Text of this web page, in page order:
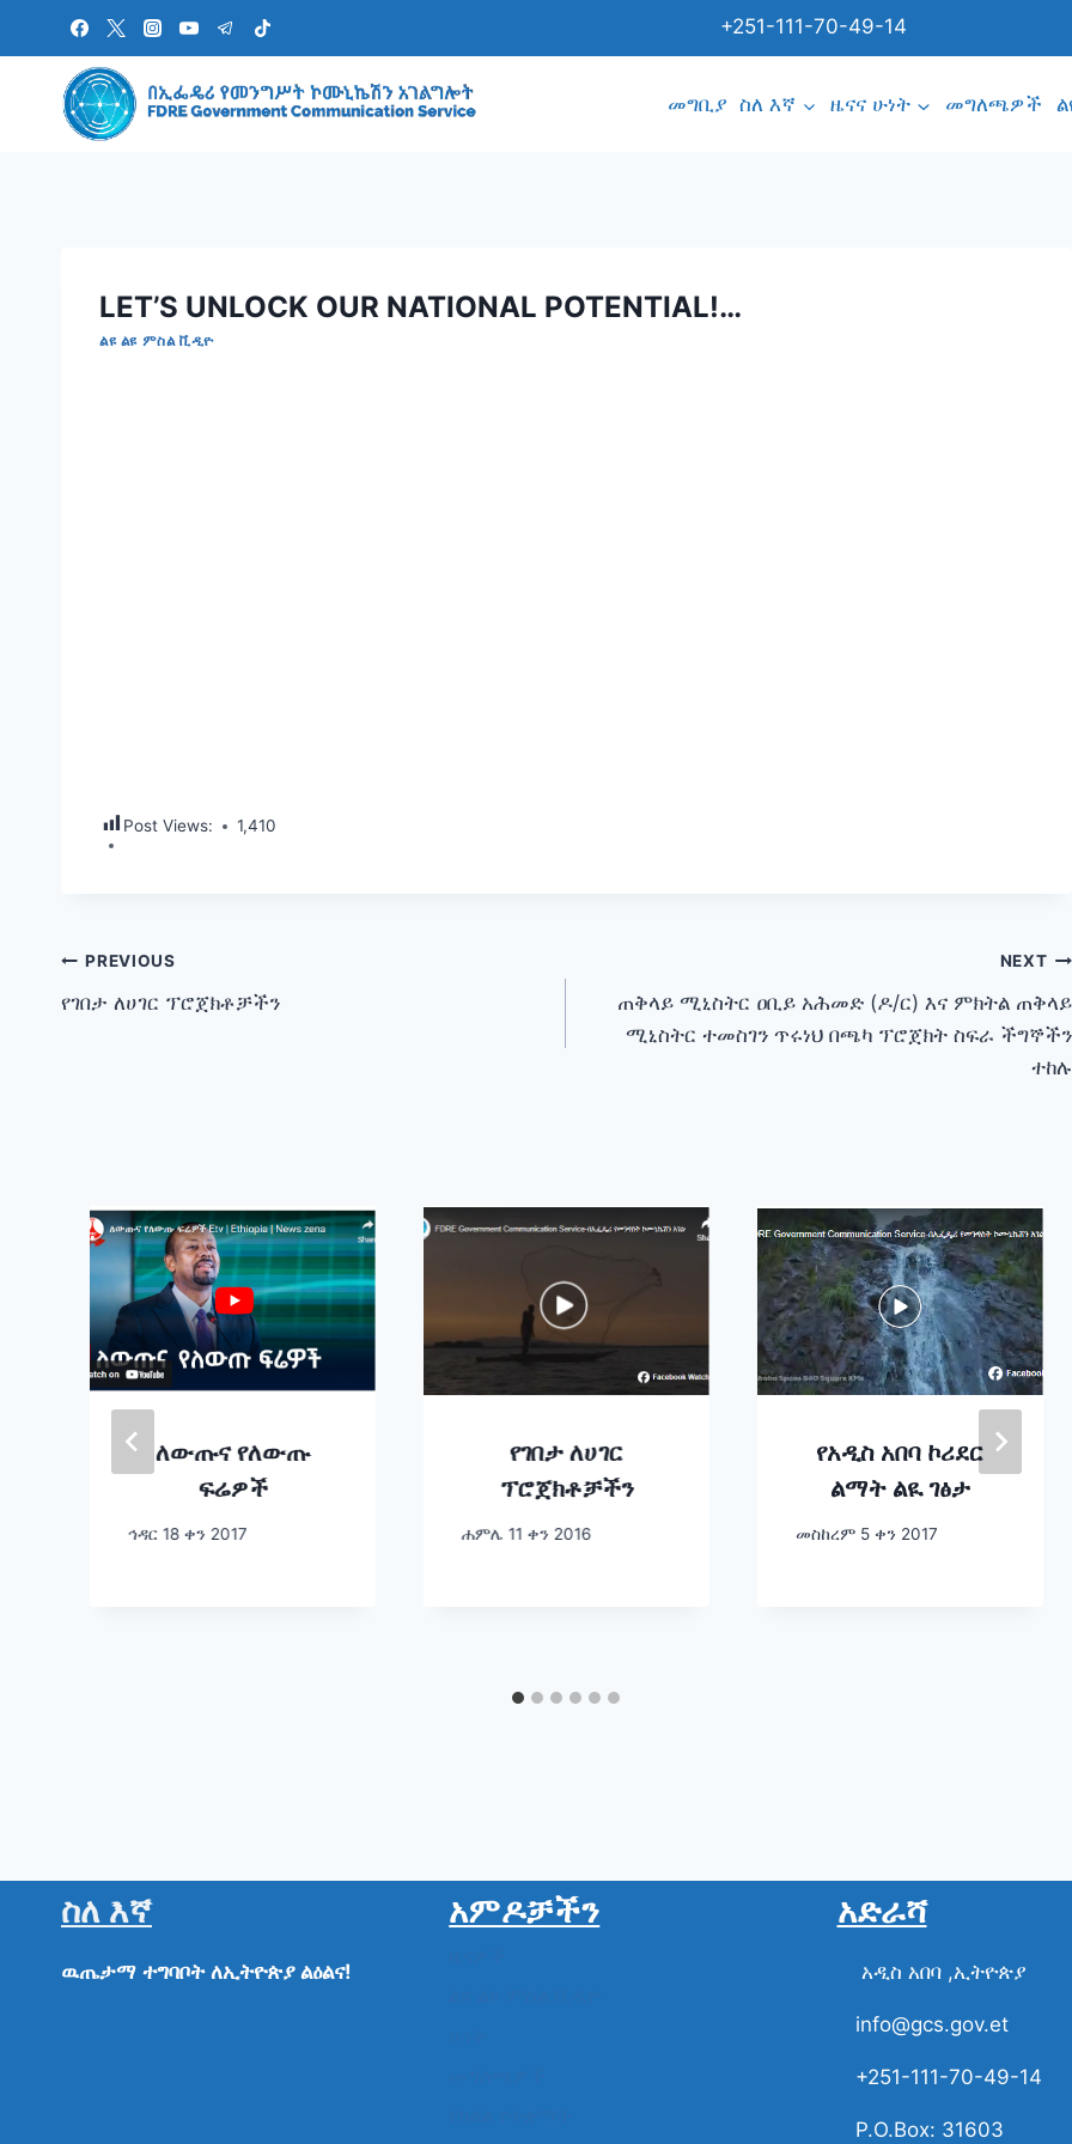
content
+251-111-70-49-14
መግቢያ ስለ እኛ ዜናና ሁነት መግለጫዎች
LET’S UNLOCK OUR NATIONAL POTENTIAL!…
ልዩ ልዩ ምስል ቪዲዮ
Post Views: 1,410
Post
navigation
PREVIOUS
የገበታ ለሀገር ፕሮጀክቶቻችን
NEXT
ጠቅላይ ሚኒስትር ዐቢይ አሕመድ (ዶ/ር) እና ምክትል ጠቅላይ
ሚኒስትር ተመስገን ጥሩነህ በጫካ ፕሮጀክት ስፍራ ችግኞችን
ተከሉ
ለውጡና የለውጡ
ፍሬዎች
ኅዳር 18 ቀን 2017
የገበታ ለሀገር
ፕሮጀክቶቻችን
ሐምሌ 11 ቀን 2016
የአዲስ አበባ ኮሪደር
ልማት ልዪ ገፅታ
መስከረም 5 ቀን 2017
ስለ እኛ
ዉጤታማ ተግባቦት ለኢትዮጵያ ልዕልና!
አምዶቻችን አድራሻ
አዲስ አበባ ,ኢትዮጵያ
info@gcs.gov.et
+251-111-70-49-14
P.O.Box: 31603